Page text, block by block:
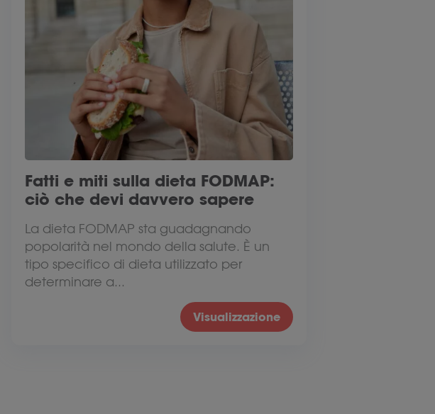
Fatti e miti sulla dieta FODMAP:
ciò che devi davvero sapere
La dieta FODMAP sta guadagnando
popolarità nel mondo della salute. È un
tipo specifico di dieta utilizzato per
determinare a...
Visualizzazione